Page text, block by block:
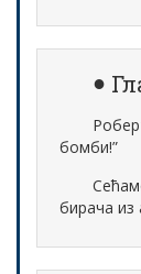
бомби!”
бирача из